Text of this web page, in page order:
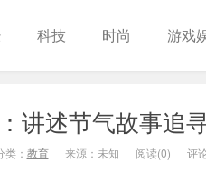
科技 时尚 游戏
讲述节气故事追
类： 教育 来源：未知 阅读(0) 评